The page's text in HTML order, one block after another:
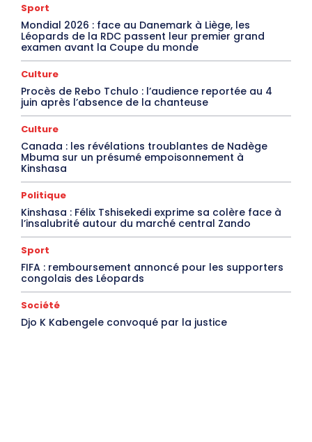
Sport
Mondial 2026 : face au Danemark à Liège, les
Léopards de la RDC passent leur premier grand
examen avant la Coupe du monde
Culture
Procès de Rebo Tchulo : l’audience reportée au 4
juin après l’absence de la chanteuse
Culture
Canada : les révélations troublantes de Nadège
Mbuma sur un présumé empoisonnement à
Kinshasa
Politique
Kinshasa : Félix Tshisekedi exprime sa colère face à
l’insalubrité autour du marché central Zando
Sport
FIFA : remboursement annoncé pour les supporters
congolais des Léopards
Société
Djo K Kabengele convoqué par la justice